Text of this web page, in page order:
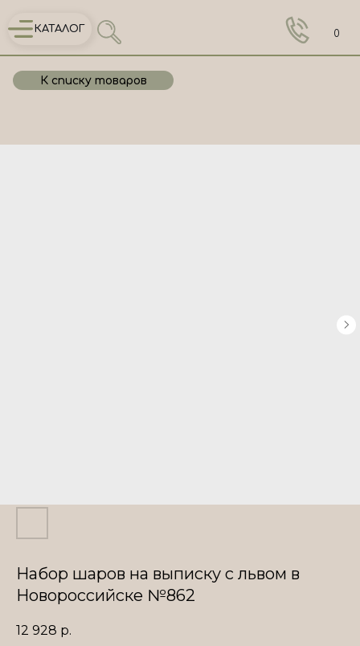
КАТАЛОГ 0
К списку товаров
Набор шаров на выписку с львом в
Новороссийске №862
12 928 р.